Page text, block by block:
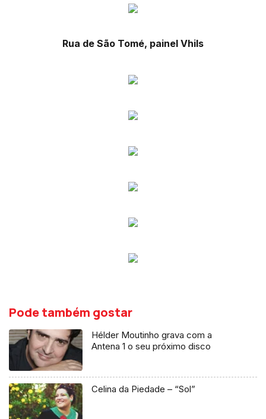
Rua de São Tomé, painel Vhils
Pode também gostar
Hélder Moutinho grava com a
Antena 1 o seu próximo disco
Celina da Piedade – “Sol”